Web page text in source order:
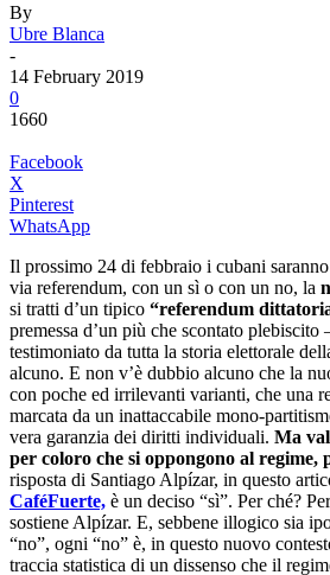
By
Ubre Blanca
-
14 February 2019
0
1660
Facebook
X
Pinterest
WhatsApp
Il prossimo 24 di febbraio i cubani
via referendum, con un sì o con un no, la
si tratti d’un tipico “referendum
premessa d’un più che scontato plebiscito
testimoniato da tutta la storia elettorale
alcuno. E non v’è dubbio alcuno che la
con poche ed irrilevanti varianti, che una
marcata da un inattaccabile mono-
vera garanzia dei diritti individuali. Ma
per coloro che si oppongono al regime,
risposta di Santiago Alpízar, in questo
CaféFuerte, è un deciso “sì”. Per ché?
sostiene Alpízar. E, sebbene illogico sia
“no”, ogni “no” è, in questo nuovo
traccia statistica di un dissenso che il